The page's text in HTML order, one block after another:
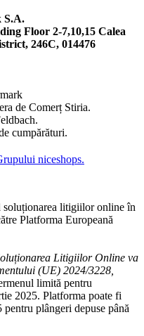
S.A.
Floor 2-7,10,15 Calea
246C, 014476
de Comerț Stiria.
cumpărături.
niceshops.
litigiilor online în
Platforma Europeană
Litigiilor Online va
(UE) 2024/3228,
limită pentru
2025. Platforma poate fi
plângeri depuse până